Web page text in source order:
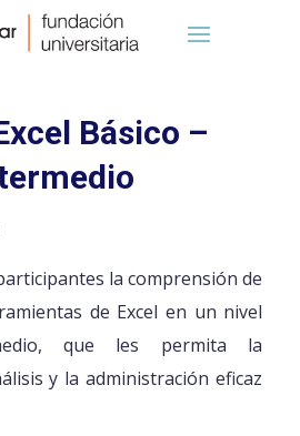
Básico –
la comprensión de
de Excel en un nivel
que les permita la
y la administración eficaz